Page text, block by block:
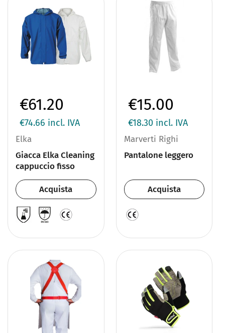
€61.20
€74.66 incl. IVA
Elka
Giacca Elka Cleaning
cappuccio fisso
Acquista
€15.00
€18.30 incl. IVA
Marverti Righi
Pantalone leggero
Acquista